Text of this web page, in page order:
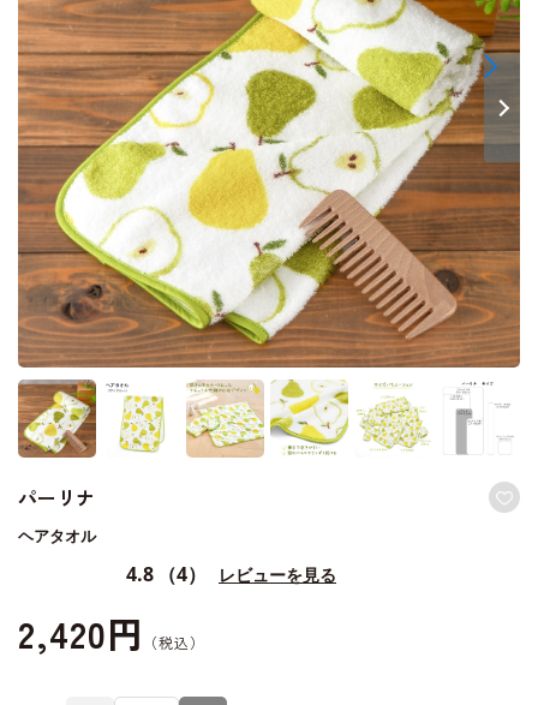
パーリナ
ヘアタオル
4.8 （4） レビューを見る
2,420円